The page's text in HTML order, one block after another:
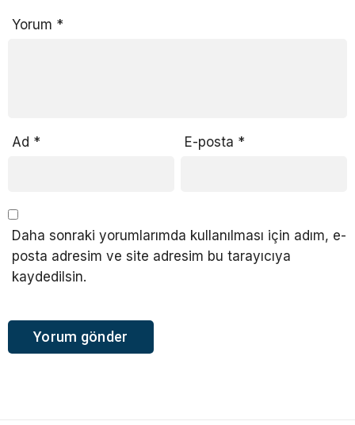
Yorum *
Ad * E-posta *
Daha sonraki yorumlarımda kullanılması için adım, e-
posta adresim ve site adresim bu tarayıcıya
kaydedilsin.